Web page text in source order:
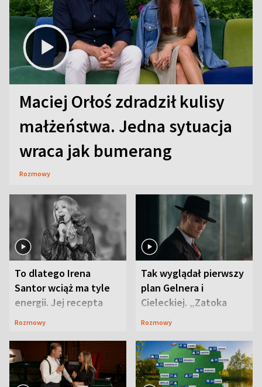
Maciej Orłoś zdradził kulisy
małżeństwa. Jedna sytuacja
wraca jak bumerang
Rozmowy
To dlatego Irena
Santor wciąż ma tyle
energii. Jej recepta
jest zaskakująco
Rozmowy
Tak wyglądał pierwszy
plan Gelnera i
Cieleckiej. „Zatoka
szpiegów” od razu ich
Rozmowy